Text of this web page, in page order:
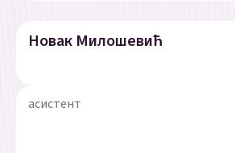
Новак Милошевић
асистент